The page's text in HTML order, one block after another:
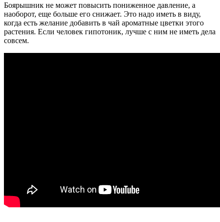
Боярышник не может повысить пониженное давление, а
наоборот, еще больше его снижает. Это надо иметь в виду,
когда есть желание добавить в чай ароматные цветки этого
растения. Если человек гипотоник, лучше с ним не иметь дела
совсем.